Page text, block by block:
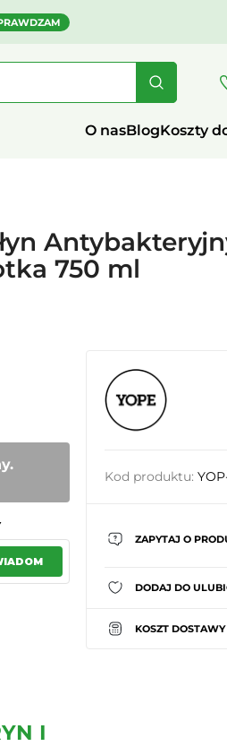
O nasBlogKoszty
750 ml
Kod produktu:
ZAPYTAJ O
DODAJ DO
KOSZT DOSTAWY
I